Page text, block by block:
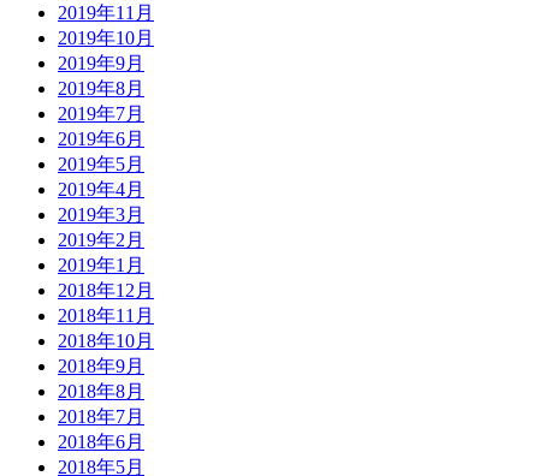
2019年11月
2019年10月
2019年9月
2019年8月
2019年7月
2019年6月
2019年5月
2019年4月
2019年3月
2019年2月
2019年1月
2018年12月
2018年11月
2018年10月
2018年9月
2018年8月
2018年7月
2018年6月
2018年5月